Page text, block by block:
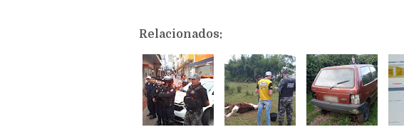
Relacionados: